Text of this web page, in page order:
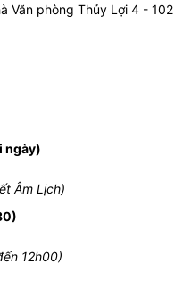
Văn phòng Thủy Lợi 4 - 102
ngày)
Âm Lịch)
12h00)